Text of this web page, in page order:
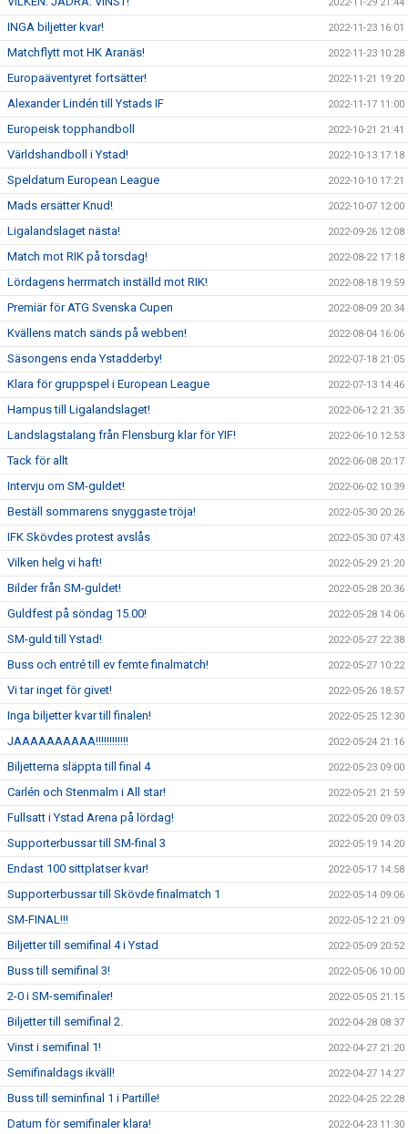
INGA biljetter kvar! 2022-11-23 16:01
Matchflytt mot HK Aranäs! 2022-11-23 10:28
Europaäventyret fortsätter! 2022-11-21 19:20
Alexander Lindén till Ystads IF 2022-11-17 11:00
Europeisk topphandboll 2022-10-21 21:41
Världshandboll i Ystad! 2022-10-13 17:18
Speldatum European League 2022-10-10 17:21
Mads ersätter Knud! 2022-10-07 12:00
Ligalandslaget nästa! 2022-09-26 12:08
Match mot RIK på torsdag! 2022-08-22 17:18
Lördagens herrmatch inställd mot RIK! 2022-08-18 19:59
Premiär för ATG Svenska Cupen 2022-08-09 20:34
Kvällens match sänds på webben! 2022-08-04 16:06
Säsongens enda Ystadderby! 2022-07-18 21:05
Klara för gruppspel i European League 2022-07-13 14:46
Hampus till Ligalandslaget! 2022-06-12 21:35
Landslagstalang från Flensburg klar för YIF! 2022-06-10 12:53
Tack för allt 2022-06-08 20:17
Intervju om SM-guldet! 2022-06-02 10:39
Beställ sommarens snyggaste tröja! 2022-05-30 20:26
IFK Skövdes protest avslås 2022-05-30 07:43
Vilken helg vi haft! 2022-05-29 21:20
Bilder från SM-guldet! 2022-05-28 20:36
Guldfest på söndag 15.00! 2022-05-28 14:06
SM-guld till Ystad! 2022-05-27 22:38
Buss och entré till ev femte finalmatch! 2022-05-27 10:22
Vi tar inget för givet! 2022-05-26 18:57
Inga biljetter kvar till finalen! 2022-05-25 12:30
JAAAAAAAAAA!!!!!!!!!!!! 2022-05-24 21:16
Biljetterna släppta till final 4 2022-05-23 09:00
Carlén och Stenmalm i All star! 2022-05-21 21:59
Fullsatt i Ystad Arena på lördag! 2022-05-20 09:03
Supporterbussar till SM-final 3 2022-05-19 14:20
Endast 100 sittplatser kvar! 2022-05-17 14:58
Supporterbussar till Skövde finalmatch 1 2022-05-14 09:06
SM-FINAL!!! 2022-05-12 21:09
Biljetter till semifinal 4 i Ystad 2022-05-09 20:52
Buss till semifinal 3! 2022-05-06 10:00
2-0 i SM-semifinaler! 2022-05-05 21:15
Biljetter till semifinal 2. 2022-04-28 08:37
Vinst i semifinal 1! 2022-04-27 21:20
Semifinaldags ikväll! 2022-04-27 14:27
Buss till seminfinal 1 i Partille! 2022-04-25 22:28
Datum för semifinaler klara! 2022-04-23 11:30